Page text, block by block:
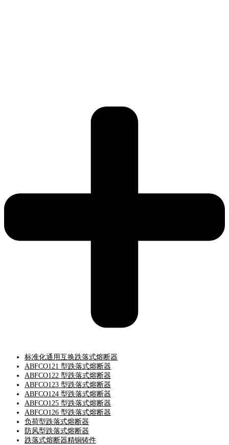
标准化通用互换跌落式熔断器
ABFCO121 型跌落式熔断器
ABFCO122 型跌落式熔断器
ABFCO123 型跌落式熔断器
ABFCO124 型跌落式熔断器
ABFCO125 型跌落式熔断器
ABFCO126 型跌落式熔断器
负荷型跌落式熔断器
防风型跌落式熔断器
跌落式熔断器精铜铸件